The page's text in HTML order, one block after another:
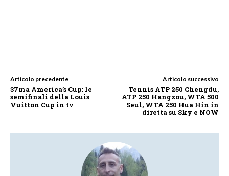
Articolo precedente
37ma America’s Cup: le
semifinali della Louis
Vuitton Cup in tv
Articolo successivo
Tennis ATP 250 Chengdu,
ATP 250 Hangzou, WTA 500
Seul, WTA 250 Hua Hin in
diretta su Sky e NOW